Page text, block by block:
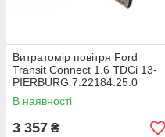
Витратомір повітря Ford
Transit Connect 1.6 TDCi 13-
PIERBURG 7.22184.25.0
UA62
В наявності
3 357 ₴